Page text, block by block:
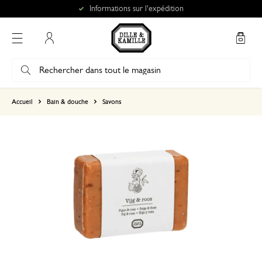
Informations sur l'expédition
Accueil Bain & douche Savons